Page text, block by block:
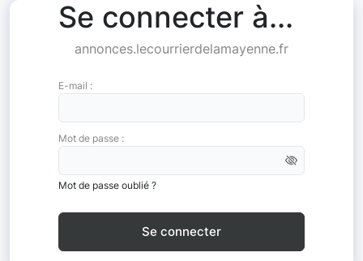
Se connecter à...
annonces.lecourrierdelamayenne.fr
E-mail :
Mot de passe :
Mot de passe oublié ?